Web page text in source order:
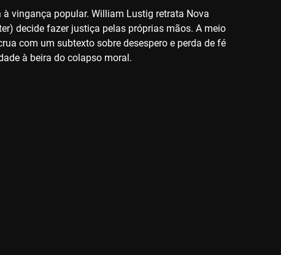
vingança popular. William Lustig retrata Nova
decide fazer justiça pelas próprias mãos. A meio
com um subtexto sobre desespero e perda de fé
à beira do colapso moral.